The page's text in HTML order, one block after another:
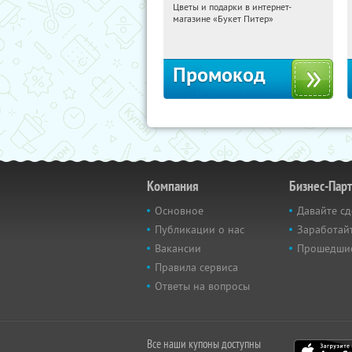
12:39:41
Получи первым!
Цветы и подарки в интернет-
магазине «Букет Питер»
Промокод
Компания
Основное
Публикации о нас
Вакансии
Правила сервиса
Ответы на вопросы
Бизнес-
Давайте
Все наши купоны доступны